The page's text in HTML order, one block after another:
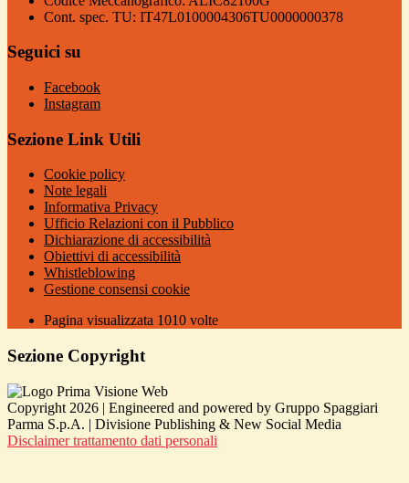
Cont. spec. TU: IT47L0100004306TU0000000378
Seguici su
Facebook
Instagram
Sezione Link Utili
Cookie policy
Note legali
Informativa Privacy
Ufficio Relazioni con il Pubblico
Dichiarazione di accessibilità
Obiettivi di accessibilità
Whistleblowing
Gestione consensi cookie
Pagina visualizzata 1010 volte
Sezione Copyright
Copyright 2026 | Engineered and powered by Gruppo Spaggiari
Parma S.p.A. | Divisione Publishing & New Social Media
Disclaimer trattamento dati personali